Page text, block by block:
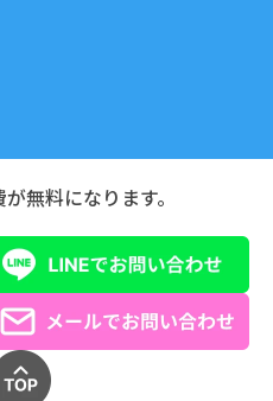
無料になります。